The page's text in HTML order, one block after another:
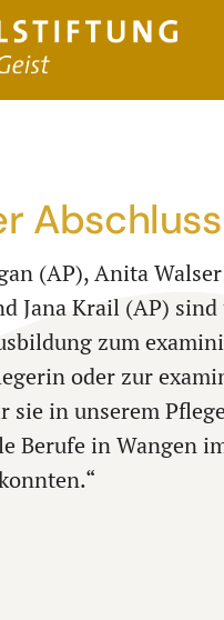
(AP), Anita
Jana Krail (AP)
zum
oder zur
sie in unserem
Berufe in Wangen